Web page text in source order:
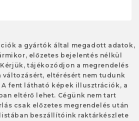
a gyártók által megadott adatok,
előzetes bejelentés nélkül
tájékozódjon a megrendelés
változásért, eltérésért nem tudunk
fent látható képek illusztrációk, a
eltérő lehet. Cégünk nem tart
csak előzetes megrendelés után
beszállítóink raktárkészlete